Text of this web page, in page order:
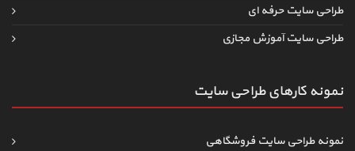
طراحی سایت حرفه ای
طراحی سایت آموزش مجازی
نمونه کارهای طراحی سایت
نمونه طراحی سایت فروشگاهی